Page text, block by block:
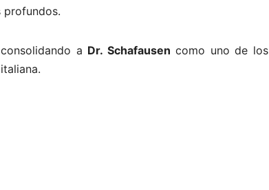
profundos.
a Dr. Schafausen como uno de los